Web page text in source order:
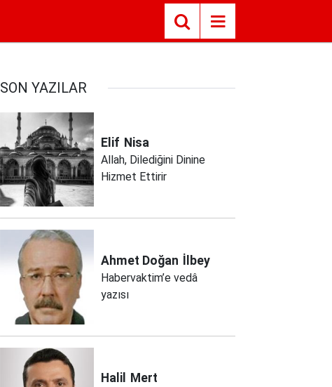
SON YAZILAR
Elif Nisa
Allah, Dilediğini Dinine
Hizmet Ettirir
Ahmet Doğan İlbey
Habervaktim’e vedâ
yazısı
Halil Mert